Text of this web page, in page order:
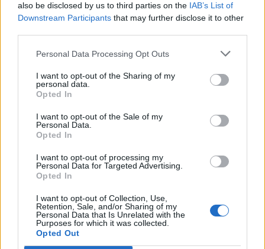
also be disclosed by us to third parties on the IAB’s List of
Downstream Participants that may further disclose it to other
Personal Data Processing Opt Outs
I want to opt-out of the Sharing of my
personal data.
Opted In
I want to opt-out of the Sale of my
Personal Data.
Opted In
I want to opt-out of processing my
Personal Data for Targeted Advertising.
Opted In
I want to opt-out of Collection, Use,
Retention, Sale, and/or Sharing of my
Personal Data that Is Unrelated with the
Purposes for which it was collected.
Opted Out
stesse strutture,l’aumento è dell’11,4%: si è
passati da una media di 73,54 a 81,90 euro al
giorno. Otto euro in più ogni giorno, che a
fine anno fanno circa 3.000 euro in più sul
conto della famiglia.
Su 60 RSA censite in provincia, 39 hanno
almeno una tariffa per posti solventi
dichiarata nei dati 2025. La retta media per i
posti solventi varesini è di 102,20 euro al
giorno, in linea con il dato Insubria, ma con
punte molto elevate. Su base mensile,
scegliere un posto solvente nelle strutture